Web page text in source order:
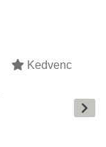
Kedvenc